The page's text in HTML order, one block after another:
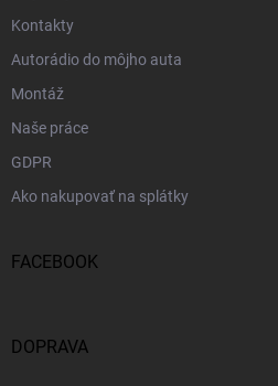
Kontakty
Autorádio do môjho auta
Montáž
Naše práce
GDPR
Ako nakupovať na splátky
FACEBOOK
DOPRAVA